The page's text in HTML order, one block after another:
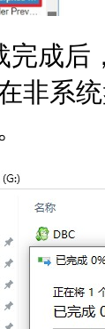
完成后
非系